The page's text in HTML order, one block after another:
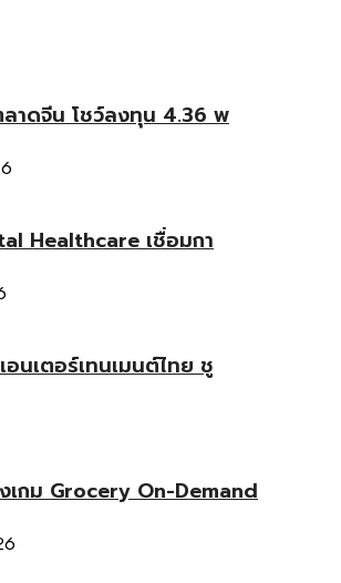
ลาดจีน โชว์ลงทุน 4.36 พ
Healthcare เชื่อมกา
อนเตอร์เทนเมนต์ไทย ชู
เกม Grocery On-Demand